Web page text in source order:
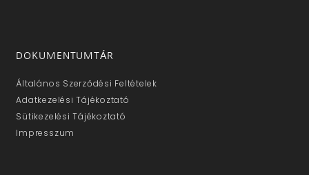
DOKUMENTUMTÁR
Általános Szerződési Feltételek
Adatkezelési Tájékoztató
Sütikezelési Tájékoztató
Impresszum